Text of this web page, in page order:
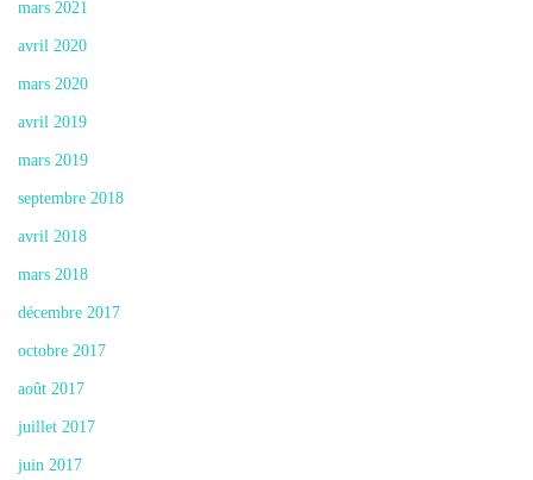
mars 2021
avril 2020
mars 2020
avril 2019
mars 2019
septembre 2018
avril 2018
mars 2018
décembre 2017
octobre 2017
août 2017
juillet 2017
juin 2017